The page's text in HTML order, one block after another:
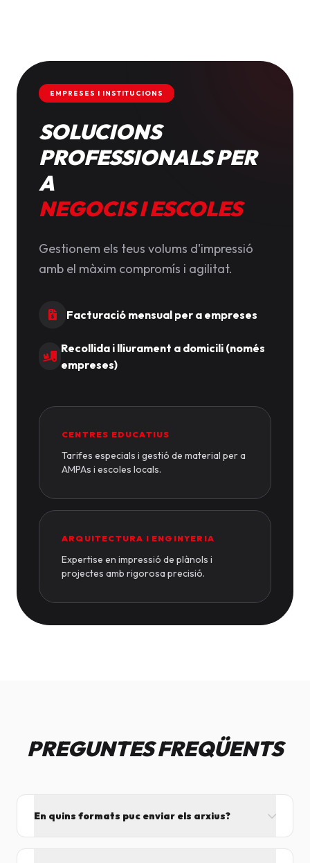
EMPRESES I INSTITUCIONS
SOLUCIONS
PROFESSIONALS PER
A
NEGOCIS I ESCOLES
Gestionem els teus volums d'impressió
amb el màxim compromís i agilitat.
Facturació mensual per a empreses
Recollida i lliurament a domicili (només
empreses)
CENTRES EDUCATIUS
Tarifes especials i gestió de material per a
AMPAs i escoles locals.
ARQUITECTURA I ENGINYERIA
Expertise en impressió de plànols i
projectes amb rigorosa precisió.
PREGUNTES FREQÜENTS
En quins formats puc enviar els arxius?